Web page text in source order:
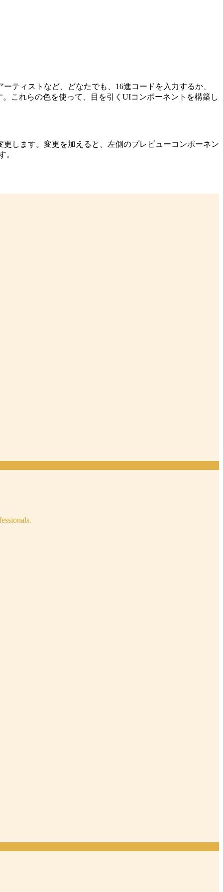
ティストなど、どなたでも、16進コードを入力するか、
これらの色を使って、目を引くUIコンポーネントを構築し
します。変更を加えると、左側のプレビューコンポーネン
。